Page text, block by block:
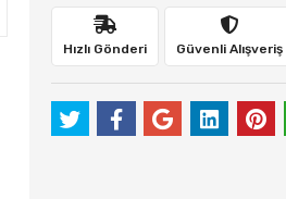
Hızlı Gönderi Güvenli Alışveriş